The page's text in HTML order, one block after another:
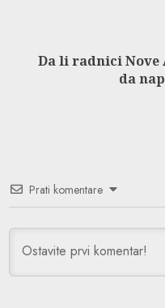
NextDa li radnici
da
Prati komentare